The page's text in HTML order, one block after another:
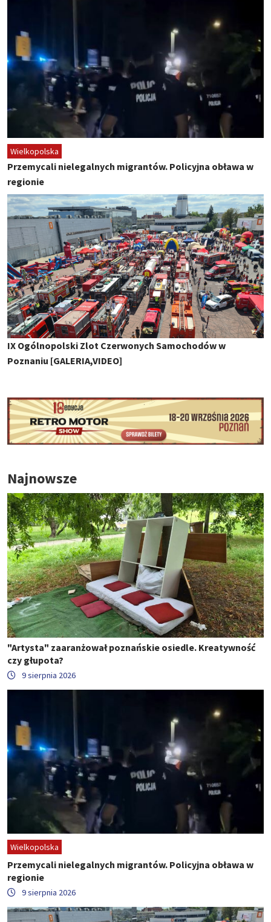
Wielkopolska
Przemycali nielegalnych migrantów. Policyjna obława w
regionie
IX Ogólnopolski Zlot Czerwonych Samochodów w
Poznaniu [GALERIA,VIDEO]
Najnowsze
"Artysta" zaaranżował poznańskie osiedle. Kreatywność
czy głupota?
9 sierpnia 2026
Wielkopolska
Przemycali nielegalnych migrantów. Policyjna obława w
regionie
9 sierpnia 2026